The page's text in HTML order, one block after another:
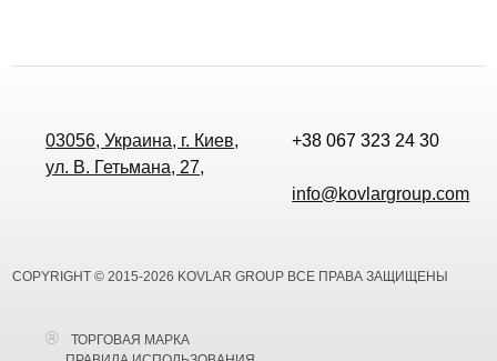
03056, Украина, г. Киев,
ул. В. Гетьмана, 27,
+38 067 323 24 30
info@kovlargroup.com
COPYRIGHT © 2015-2026 KOVLAR GROUP ВСЕ ПРАВА ЗАЩИЩЕНЫ
ТОРГОВАЯ МАРКА